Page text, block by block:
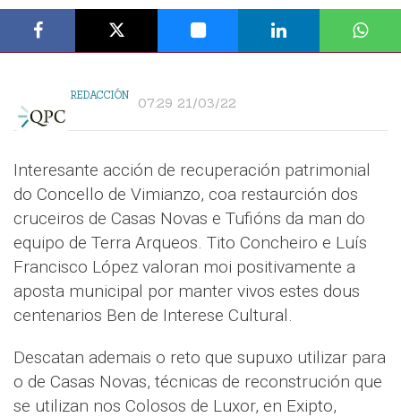
REDACCIÓN 07:29 21/03/22
Interesante acción de recuperación patrimonial
do Concello de Vimianzo, coa restaurción dos
cruceiros de Casas Novas e Tufións da man do
equipo de Terra Arqueos. Tito Concheiro e Luís
Francisco López valoran moi positivamente a
aposta municipal por manter vivos estes dous
centenarios Ben de Interese Cultural.
Descatan ademais o reto que supuxo utilizar para
o de Casas Novas, técnicas de reconstrución que
se utilizan nos Colosos de Luxor, en Exipto,